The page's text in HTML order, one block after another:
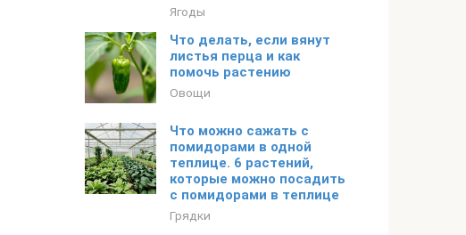
Ягоды
Что делать, если вянут
листья перца и как
помочь растению
Овощи
Что можно сажать с
помидорами в одной
теплице. 6 растений,
которые можно посадить
с помидорами в теплице
Грядки